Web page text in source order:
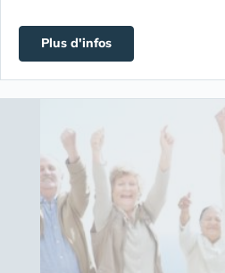
Plus d'infos